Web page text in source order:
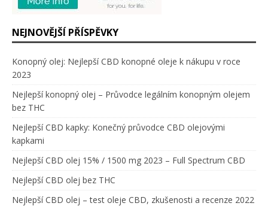
NEJNOVĚJŠÍ PŘÍSPĚVKY
Konopný olej: Nejlepší CBD konopné oleje k nákupu v roce
2023
Nejlepší konopný olej – Průvodce legálním konopným olejem
bez THC
Nejlepší CBD kapky: Konečný průvodce CBD olejovými
kapkami
Nejlepší CBD olej 15% / 1500 mg 2023 – Full Spectrum CBD
Nejlepší CBD olej bez THC
Nejlepší CBD olej – test oleje CBD, zkušenosti a recenze 2022